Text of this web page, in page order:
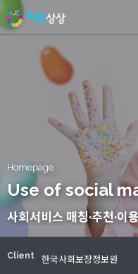
Homepage
Use of social
사회서비스 매칭·추천·이
Client 한국사회보장정보원